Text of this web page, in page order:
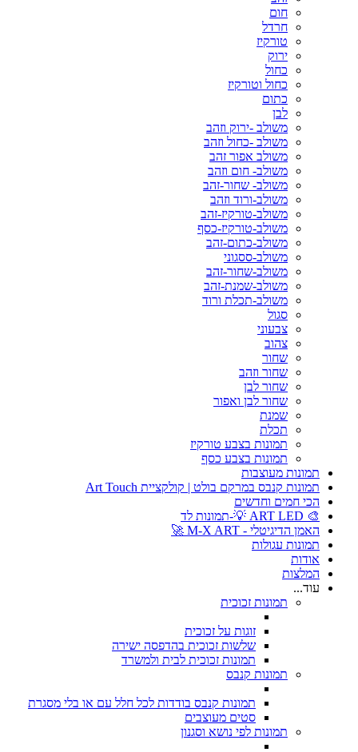
חום
חרדל
טורקיז
ירוק
כחול
כחול וטורקיז
כתום
לבן
משולב -ירוק וזהב
משולב -כחול וזהב
משולב אפור זהב
משולב- חום וזהב
משולב- שחור-זהב
משולב-ורוד וזהב
משולב-טורקיז-זהב
משולב-טורקיז-כסף
משולב-כתום-זהב
משולב-ססגוני
משולב-שחור-זהב
משולב-שמנת-זהב
משולב-תכלת ורוד
סגול
צבעוני
צהוב
שחור
שחור וזהב
שחור לבן
שחור לבן ואפור
שמנת
תכלת
תמונות בצבע טורקיז
תמונות בצבע כסף
תמונות מעוצבות
תמונות קנבס במרקם בולט | קולקציית Art Touch
הכי חמים וחדשים
🎨 ART LED 💡-תמונות לד
האמן הדיגיטלי - M-X ART 🚀
תמונות עגולות
אודות
המלצות
עוד...
תמונות זכוכית
זוגות על זכוכית
שלשות זכוכית בהדפסה ישירה
תמונות זכוכית לבית ולמשרד
תמונות קנבס
תמונות קנבס בודדות לכל חלל עם או בלי מסגרת
סטים מעוצבים
תמונות לפי נושא וסגנון